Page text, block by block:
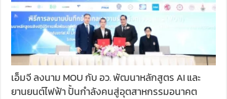
เอ็มจี ลงนาม MOU กับ อว. พัฒนาหลักสูตร AI และ
ยานยนต์ไฟฟ้า ปั้นกำลังคนสู่อุตสาหกรรมอนาคต